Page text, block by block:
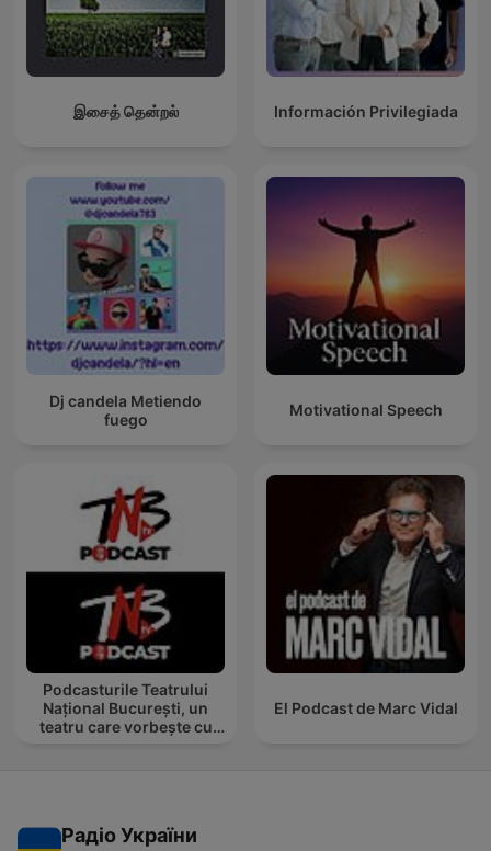
இசைத் தென்றல் Información Privilegiada
Dj candela Metiendo
fuego
Motivational Speech
Podcasturile Teatrului
Național București, un
teatru care vorbește cu
El Podcast de Marc Vidal
Радіо України